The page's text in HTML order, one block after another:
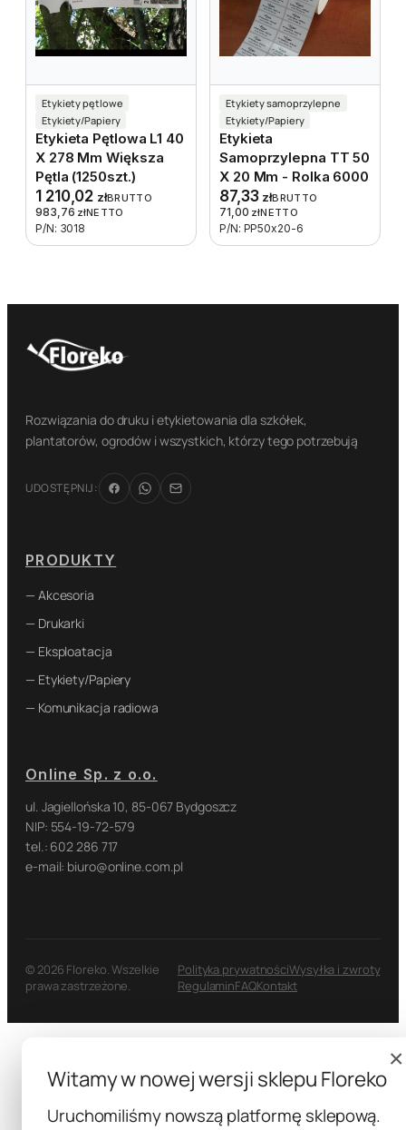
Etykiety pętlowe
Etykiety/Papiery
Etykieta Pętlowa L1 40
X 278 Mm Większa
Pętla (1250szt.)
1 210,02 złBRUTTO
983,76 złNETTO
P/N: 3018
Etykiety samoprzylepne
Etykiety/Papiery
Etykieta
Samoprzylepna TT 50
X 20 Mm - Rolka 6000
87,33 złBRUTTO
71,00 złNETTO
P/N: PP50x20-6
Rozwiązania do druku i etykietowania dla szkółek,
plantatorów, ogrodów i wszystkich, którzy tego potrzebują
UDOSTĘPNIJ:
PRODUKTY
— Akcesoria
— Drukarki
— Eksploatacja
— Etykiety/Papiery
— Komunikacja radiowa
Online Sp. z o.o.
ul. Jagiellońska 10, 85-067 Bydgoszcz
NIP: 554-19-72-579
tel.: 602 286 717
e-mail: biuro@online.com.pl
© 2026 Floreko. Wszelkie
prawa zastrzeżone.
Polityka prywatnościWysyłka i zwroty
RegulaminFAQKontakt
×
Witamy w nowej wersji sklepu Floreko
Uruchomiliśmy nowszą platformę sklepową.